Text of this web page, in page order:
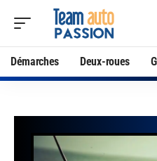
Démarches Deux-roues